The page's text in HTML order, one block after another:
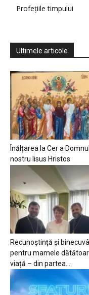
Profețiile timpului
Ultimele articole
Înălțarea la Cer a
nostru Iisus Hristos
Recunoștință și
pentru mamele
viață – din partea...